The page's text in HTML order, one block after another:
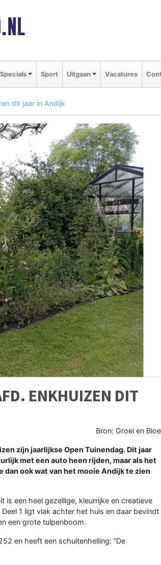
Specials Sport Uitgaan Vacatures
dit jaar in Andijk
ENKHUIZEN DIT
Bron: Groei en
zijn jaarlijkse Open Tuinendag. Dit jaar
met een auto heen rijden, maar als het
ook wat van het mooie Andijk te zien
is een heel gezellige, kleurrijke en creatieve
1 ligt vlak achter het huis en daar bevindt
een grote tulpenboom.
en heeft een schuitenhelling: “De